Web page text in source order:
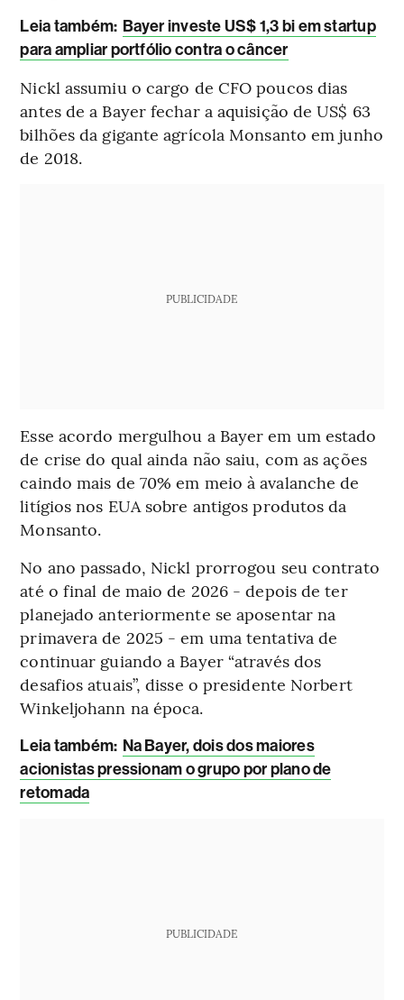
Leia também: Bayer investe US$ 1,3 bi em startup
para ampliar portfólio contra o câncer
Nickl assumiu o cargo de CFO poucos dias
antes de a Bayer fechar a aquisição de US$ 63
bilhões da gigante agrícola Monsanto em junho
de 2018.
PUBLICIDADE
Esse acordo mergulhou a Bayer em um estado
de crise do qual ainda não saiu, com as ações
caindo mais de 70% em meio à avalanche de
litígios nos EUA sobre antigos produtos da
Monsanto.
No ano passado, Nickl prorrogou seu contrato
até o final de maio de 2026 - depois de ter
planejado anteriormente se aposentar na
primavera de 2025 - em uma tentativa de
continuar guiando a Bayer “através dos
desafios atuais”, disse o presidente Norbert
Winkeljohann na época.
Leia também: Na Bayer, dois dos maiores
acionistas pressionam o grupo por plano de
retomada
PUBLICIDADE